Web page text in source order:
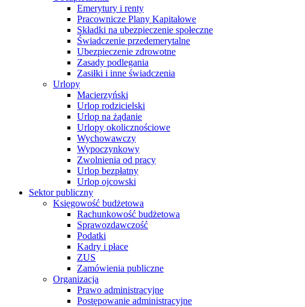
Emerytury i renty
Pracownicze Plany Kapitałowe
Składki na ubezpieczenie społeczne
Świadczenie przedemerytalne
Ubezpieczenie zdrowotne
Zasady podlegania
Zasiłki i inne świadczenia
Urlopy
Macierzyński
Urlop rodzicielski
Urlop na żądanie
Urlopy okolicznościowe
Wychowawczy
Wypoczynkowy
Zwolnienia od pracy
Urlop bezpłatny
Urlop ojcowski
Sektor publiczny
Księgowość budżetowa
Rachunkowość budżetowa
Sprawozdawczość
Podatki
Kadry i płace
ZUS
Zamówienia publiczne
Organizacja
Prawo administracyjne
Postępowanie administracyjne